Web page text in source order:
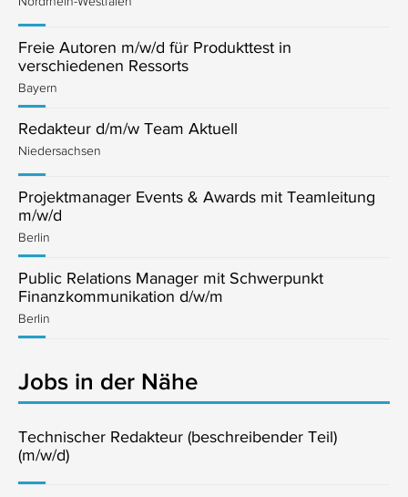
Freie Autoren m/w/d für Produkttest in
verschiedenen Ressorts
Bayern
Redakteur d/m/w Team Aktuell
Niedersachsen
Projektmanager Events & Awards mit Teamleitung
m/w/d
Berlin
Public Relations Manager mit Schwerpunkt
Finanzkommunikation d/w/m
Berlin
Jobs in der Nähe
Technischer Redakteur (beschreibender Teil)
(m/w/d)